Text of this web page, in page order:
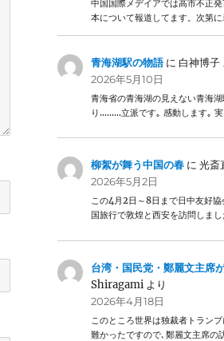
中国国際メデイアでは高市不正
本について報道してます。次第
青海湖駅の物語に 白神博子
2026年5月10日
青海省の青海湖の見えない青海湖
り………立派です｡ 感動します｡
柳絮が舞う中国の春 に光斎
2026年5月2日
この4月2日～8日まで日中友好協
国旅行で敦煌と西安を訪問しま
台湾・国民党・鄭麗文主席
Shiragami より
2026年4月18日
このところ世界は独裁者トラン
難かったですので､鄭麗文主席の